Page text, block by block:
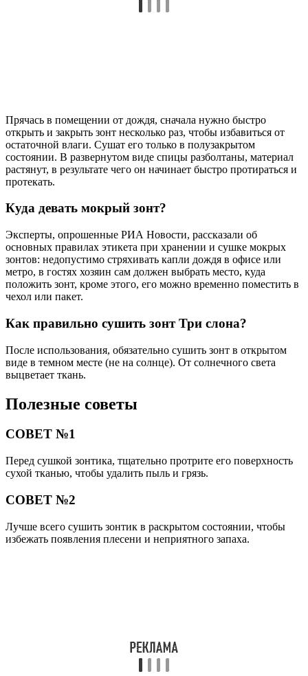
Прячась в помещении от дождя, сначала нужно быстро
открыть и закрыть зонт несколько раз, чтобы избавиться от
остаточной влаги. Сушат его только в полузакрытом
состоянии. В развернутом виде спицы разболтаны, материал
растянут, в результате чего он начинает быстро протираться и
протекать.
Куда девать мокрый зонт?
Эксперты, опрошенные РИА Новости, рассказали об
основных правилах этикета при хранении и сушке мокрых
зонтов: недопустимо стряхивать капли дождя в офисе или
метро, в гостях хозяин сам должен выбрать место, куда
положить зонт, кроме этого, его можно временно поместить в
чехол или пакет.
Как правильно сушить зонт Три слона?
После использования, обязательно сушить зонт в открытом
виде в темном месте (не на солнце). От солнечного света
выцветает ткань.
Полезные советы
СОВЕТ №1
Перед сушкой зонтика, тщательно протрите его поверхность
сухой тканью, чтобы удалить пыль и грязь.
СОВЕТ №2
Лучше всего сушить зонтик в раскрытом состоянии, чтобы
избежать появления плесени и неприятного запаха.